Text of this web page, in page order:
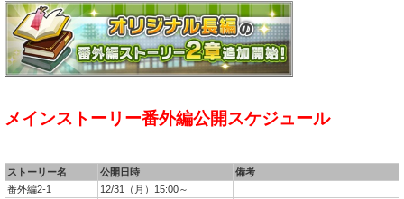
メインストーリー番外編公開スケジュール
ストーリー名 公開日時
備考
番外編2-1
12/31（月）15:00～